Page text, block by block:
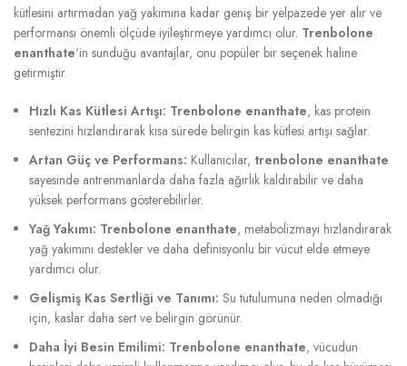
kütlesini artırmadan yağ yakımına kadar geniş bir yelpazede yer alır ve
performansı önemli ölçüde iyileştirmeye yardımcı olur. Trenbolone
enanthate‘in sunduğu avantajlar, onu popüler bir seçenek haline
getirmiştir.
Hızlı Kas Kütlesi Artışı: Trenbolone enanthate, kas protein
sentezini hızlandırarak kısa sürede belirgin kas kütlesi artışı sağlar.
Artan Güç ve Performans: Kullanıcılar, trenbolone enanthate
sayesinde antrenmanlarda daha fazla ağırlık kaldırabilir ve daha
yüksek performans gösterebilirler.
Yağ Yakımı: Trenbolone enanthate, metabolizmayı hızlandırarak
yağ yakımını destekler ve daha definisyonlu bir vücut elde etmeye
yardımcı olur.
Gelişmiş Kas Sertliği ve Tanımı: Su tutulumuna neden olmadığı
için, kaslar daha sert ve belirgin görünür.
Daha İyi Besin Emilimi: Trenbolone enanthate, vücudun